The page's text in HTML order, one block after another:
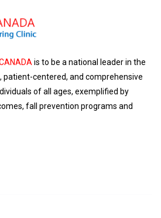
is to be a national leader in the
patient-centered, and comprehensive
of all ages, exemplified by
fall prevention programs and